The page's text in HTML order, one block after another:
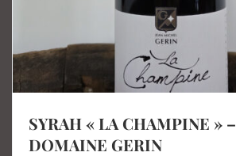
SYRAH « LA CHAMPINE » –
DOMAINE GERIN